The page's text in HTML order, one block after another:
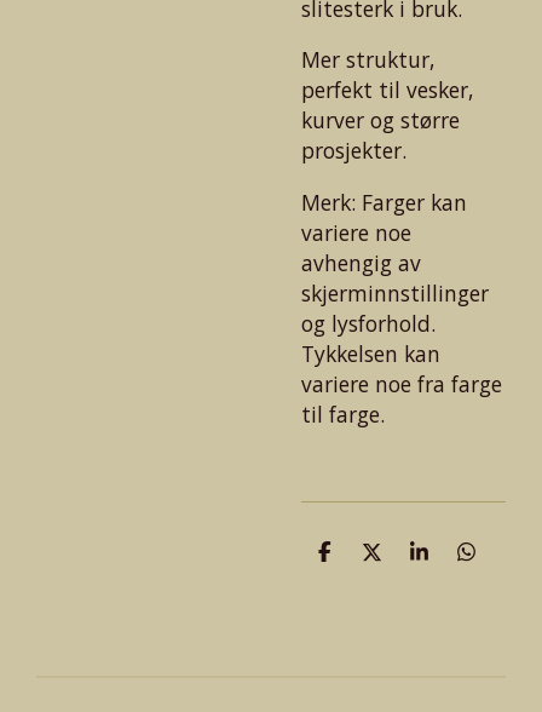
slitesterk i bruk.
Mer struktur,
perfekt til vesker,
kurver og større
prosjekter.
Merk: Farger kan
variere noe
avhengig av
skjerminnstillinger
og lysforhold.
Tykkelsen kan
variere noe fra farge
til farge.
D
D
D
D